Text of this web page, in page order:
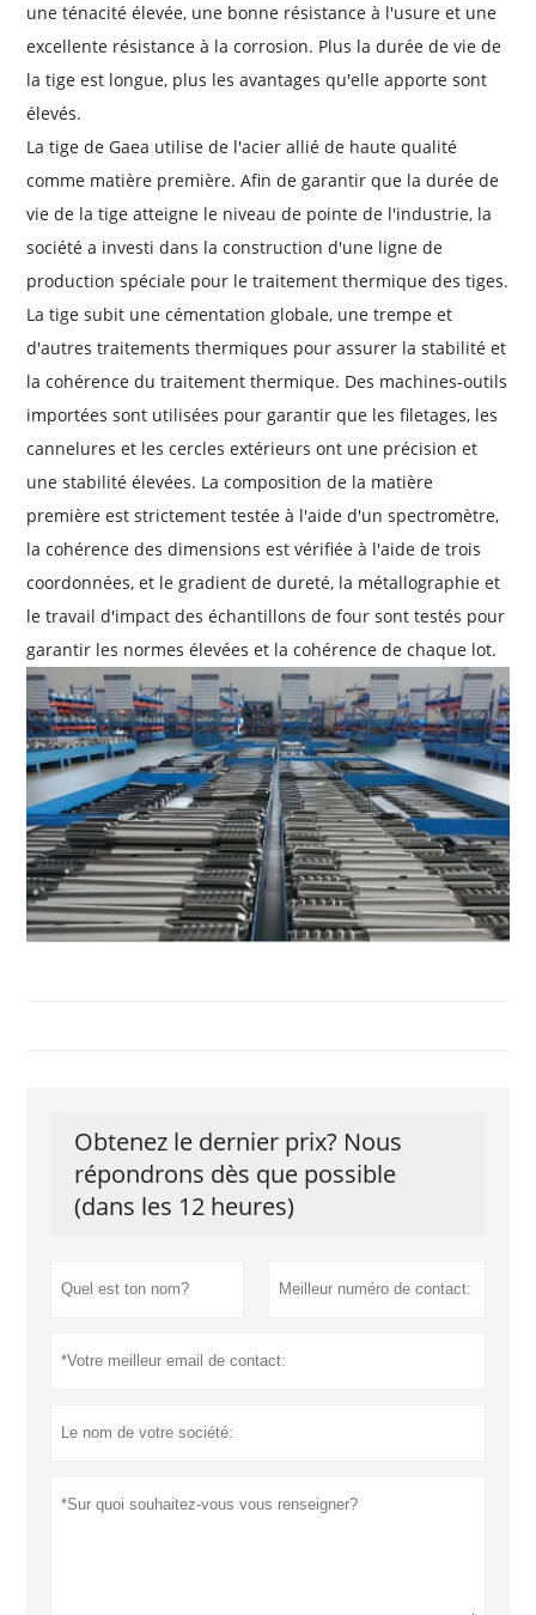
une ténacité élevée, une bonne résistance à l'usure et une
excellente résistance à la corrosion. Plus la durée de vie de
la tige est longue, plus les avantages qu'elle apporte sont
élevés.
La tige de Gaea utilise de l'acier allié de haute qualité
comme matière première. Afin de garantir que la durée de
vie de la tige atteigne le niveau de pointe de l'industrie, la
société a investi dans la construction d'une ligne de
production spéciale pour le traitement thermique des tiges.
La tige subit une cémentation globale, une trempe et
d'autres traitements thermiques pour assurer la stabilité et
la cohérence du traitement thermique. Des machines-outils
importées sont utilisées pour garantir que les filetages, les
cannelures et les cercles extérieurs ont une précision et
une stabilité élevées. La composition de la matière
première est strictement testée à l'aide d'un spectromètre,
la cohérence des dimensions est vérifiée à l'aide de trois
coordonnées, et le gradient de dureté, la métallographie et
le travail d'impact des échantillons de four sont testés pour
garantir les normes élevées et la cohérence de chaque lot.
Obtenez le dernier prix? Nous
répondrons dès que possible
(dans les 12 heures)